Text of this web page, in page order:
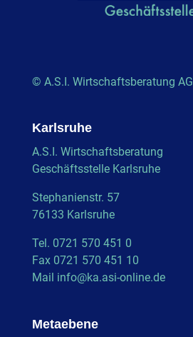
© A.S.I. Wirtschaftsberatung AG
Karlsruhe
A.S.I. Wirtschaftsberatung
Geschäftsstelle Karlsruhe
Stephanienstr. 57
76133 Karlsruhe
Tel. 0721 570 451 0
Fax 0721 570 451 10
Mail info@ka.asi-online.de
Metaebene